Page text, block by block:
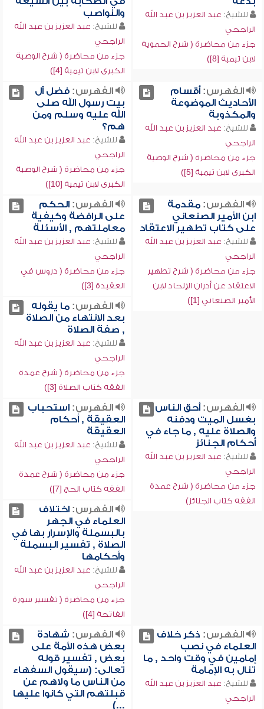
للشيخ: عبد العزيز بن عبد الله
الراجحي
جزء من محاضرة ( شرح الحموية
لابن تيمية [8])
والنواصب
للشيخ: عبد العزيز بن عبد الله
الراجحي
جزء من محاضرة ( شرح الوصية
الكبرى لابن تيمية [4])
الفهرس:أقسام
الأحاديث الموضوعة
والمكذوبة
للشيخ: عبد العزيز بن عبد الله
الراجحي
جزء من محاضرة ( شرح الوصية
الكبرى لابن تيمية [5])
الفهرس:فضل آل
بيت رسول الله صلى
الله عليه وسلم ومن
هم؟
للشيخ: عبد العزيز بن عبد الله
الراجحي
جزء من محاضرة ( شرح الوصية
الكبرى لابن تيمية [10])
الفهرس:مقدمة
ابن الأمير الصنعاني
على كتاب تطهير الاعتقاد
للشيخ: عبد العزيز بن عبد الله
الراجحي
جزء من محاضرة ( شرح تطهير
الاعتقاد عن أدران الإلحاد لابن
الأمير الصنعاني [1])
الفهرس:الحكم
على الرافضة وكيفية
معاملتهم , الأسئلة
للشيخ: عبد العزيز بن عبد الله
الراجحي
جزء من محاضرة ( دروس في
العقيدة [3])
الفهرس:ما يقوله
بعد الانتهاء من الصلاة
, صفة الصلاة
للشيخ: عبد العزيز بن عبد الله
الراجحي
جزء من محاضرة ( شرح عمدة
الفقه كتاب الصلاة [3])
الفهرس:أحق الناس
بغسل الميت ودفنه
والصلاة عليه , ما جاء في
أحكام الجنائز
للشيخ: عبد العزيز بن عبد الله
الراجحي
جزء من محاضرة ( شرح عمدة
الفقه كتاب الجنائز)
الفهرس:استحباب
العقيقة , أحكام
العقيقة
للشيخ: عبد العزيز بن عبد الله
الراجحي
جزء من محاضرة ( شرح عمدة
الفقه كتاب الحج [7])
الفهرس:اختلاف
العلماء في الجهر
بالبسملة والإسرار بها في
الصلاة , تفسير البسملة
وأحكامها
للشيخ: عبد العزيز بن عبد الله
الراجحي
جزء من محاضرة ( تفسير سورة
الفاتحة [4])
الفهرس: ذكر خلاف
العلماء في نصب
إمامين في وقت واحد , ما
تنال به الإمامة
للشيخ: عبد العزيز بن عبد الله
الراجحي
الفهرس: شهادة
بعض هذه الأمة على
بعض , تفسير قوله
تعالى: (سيقول السفهاء
من الناس ما ولاهم عن
قبلتهم التي كانوا عليها
...)